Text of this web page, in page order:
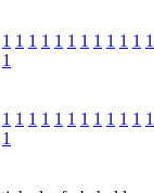
1 1 1 1 1 1 1 1 1 1 1 1
1
1 1 1 1 1 1 1 1 1 1 1 1
1